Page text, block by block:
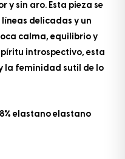
y sin aro. Esta pieza se
delicadas y un
calma, equilibrio y
introspectivo, esta
la feminidad sutil de lo
elastano elastano